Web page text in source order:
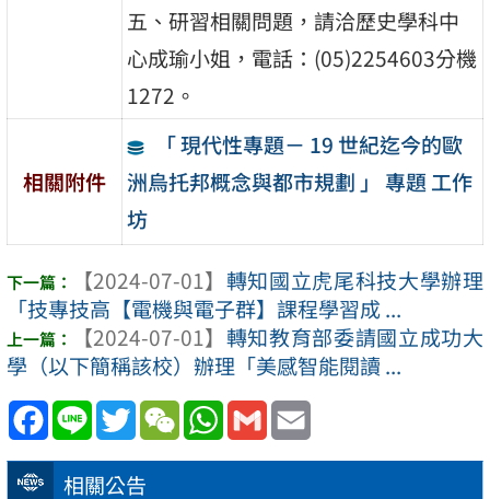
相關公告
五、研習相關問題，請洽歷史學科中
心成瑜小姐，電話：(05)2254603分機
1272。
相關附件
「 現代性專題－ 19 世紀迄今的歐
洲烏托邦概念與都市規劃 」 專題 工作
坊
【2024-07-01】 轉知國立虎尾科技大學辦理
「技專技高【電機與電子群】課程學習成 ...
【2024-07-01】 轉知教育部委請國立成功大
學（以下簡稱該校）辦理「美感智能閱讀 ...
Facebook
Line TwitterWeChatWhatsApp
Gmail